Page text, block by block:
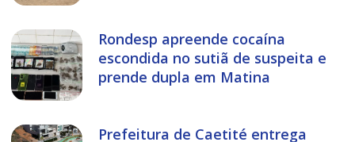
Rondesp apreende cocaína
escondida no sutiã de suspeita e
prende dupla em Matina
Prefeitura de Caetité entrega